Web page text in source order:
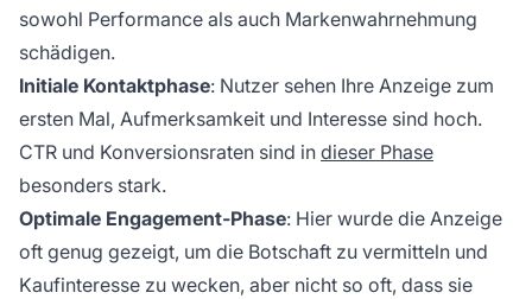
sowohl Performance als auch Markenwahrnehmung
schädigen.
Initiale Kontaktphase: Nutzer sehen Ihre Anzeige zum
ersten Mal, Aufmerksamkeit und Interesse sind hoch.
CTR und Konversionsraten sind in dieser Phase
besonders stark.
Optimale Engagement-Phase: Hier wurde die Anzeige
oft genug gezeigt, um die Botschaft zu vermitteln und
Kaufinteresse zu wecken, aber nicht so oft, dass sie